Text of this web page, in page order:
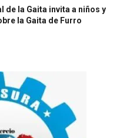
de la Gaita invita a niños y
la Gaita de Furro